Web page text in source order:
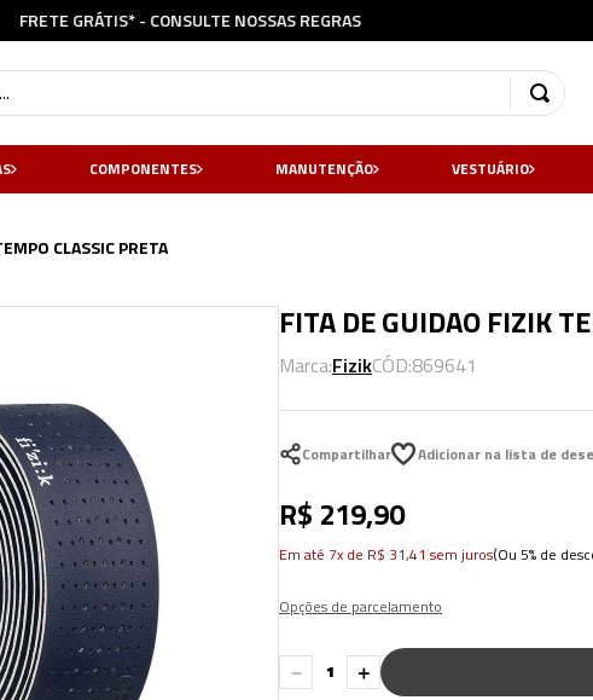
FRETE GRÁTIS* - CONSULTE NOSSASREGRAS
COMPONENTES MANUTENÇÃO VESTUÁRIO
CLASSIC PRETA
FITA DE GUIDAO FIZIK
Marca:FizikCÓD:869641
Compartilhar
R$ 219,90
Em até 7x de R$ 31,41 sem juros(Ou 5% de
Opções de parcelamento
＋
－